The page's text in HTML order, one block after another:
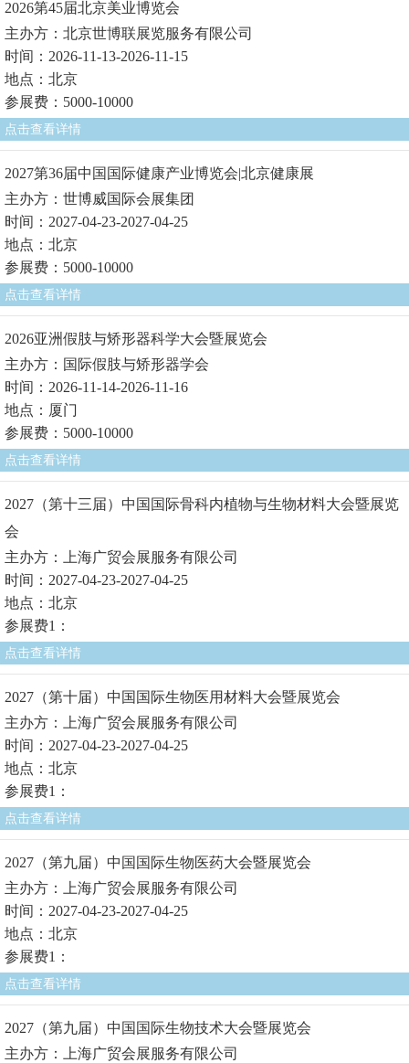
2026第45届北京美业博览会
主办方：北京世博联展览服务有限公司
时间：2026-11-13-2026-11-15
地点：北京
参展费：5000-10000
点击查看详情
2027第36届中国国际健康产业博览会|北京健康展
主办方：世博威国际会展集团
时间：2027-04-23-2027-04-25
地点：北京
参展费：5000-10000
点击查看详情
2026亚洲假肢与矫形器科学大会暨展览会
主办方：国际假肢与矫形器学会
时间：2026-11-14-2026-11-16
地点：厦门
参展费：5000-10000
点击查看详情
2027（第十三届）中国国际骨科内植物与生物材料大会暨展览
会
主办方：上海广贸会展服务有限公司
时间：2027-04-23-2027-04-25
地点：北京
参展费1：
点击查看详情
2027（第十届）中国国际生物医用材料大会暨展览会
主办方：上海广贸会展服务有限公司
时间：2027-04-23-2027-04-25
地点：北京
参展费1：
点击查看详情
2027（第九届）中国国际生物医药大会暨展览会
主办方：上海广贸会展服务有限公司
时间：2027-04-23-2027-04-25
地点：北京
参展费1：
点击查看详情
2027（第九届）中国国际生物技术大会暨展览会
主办方：上海广贸会展服务有限公司